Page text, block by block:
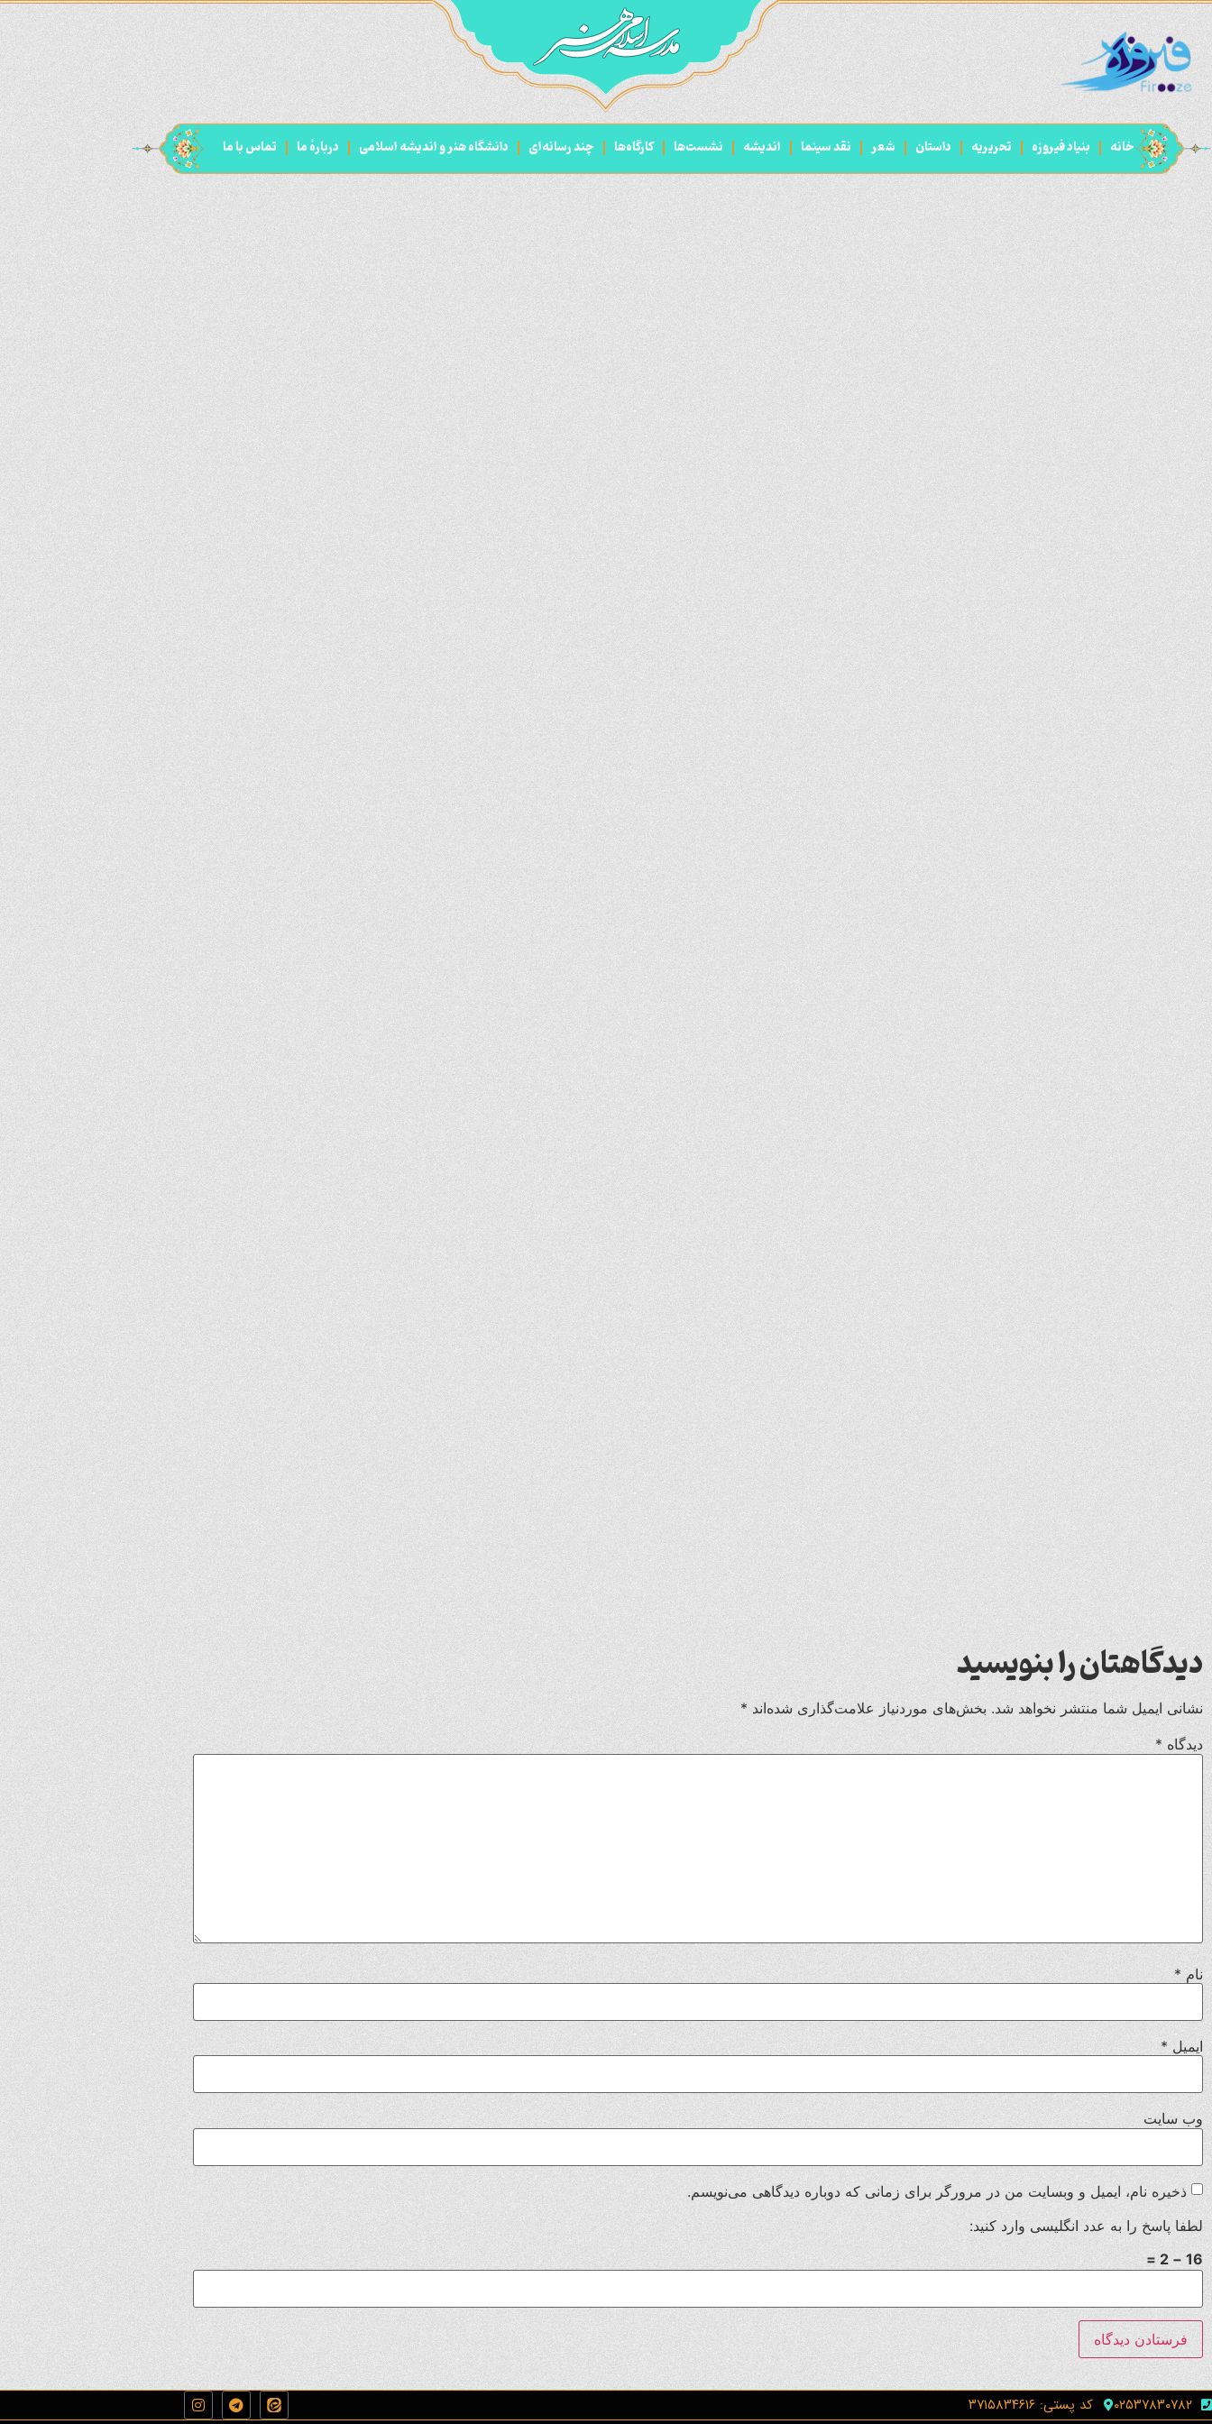
خانه بنیاد فیروزه تحریریه داستان شعر نقد سینما اندیشه نشست‌ها کارگاه‌ها چند رسانه‌ای دانشگاه هنر و اندیشه اسلامی دربارۀ ما تماس با ما
دیدگاهتان را بنویسید
نشانی ایمیل شما منتشر نخواهد شد. بخش‌های موردنیاز علامت‌گذاری شده‌اند *
دیدگاه*
نام*
ایمیل*
وب‌ سایت
ذخیره نام، ایمیل و وبسایت من در مرورگر برای زمانی که دوباره دیدگاهی می‌نویسم.
لطفا پاسخ را به عدد انگلیسی وارد کنید:
16 − 2 =
۰۲۵۳۷۸۳۰۷۸۲ کد پستی: ۳۷۱۵۸۳۴۶۱۶